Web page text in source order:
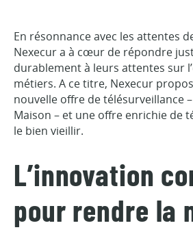
En résonnance avec les attentes
Nexecur a à cœur de répondre
durablement à leurs attentes sur
métiers. A ce titre, Nexecur
nouvelle offre de télésurveillance
Maison – et une offre enrichie de
le bien vieillir.
L’innovation
pour rendre la